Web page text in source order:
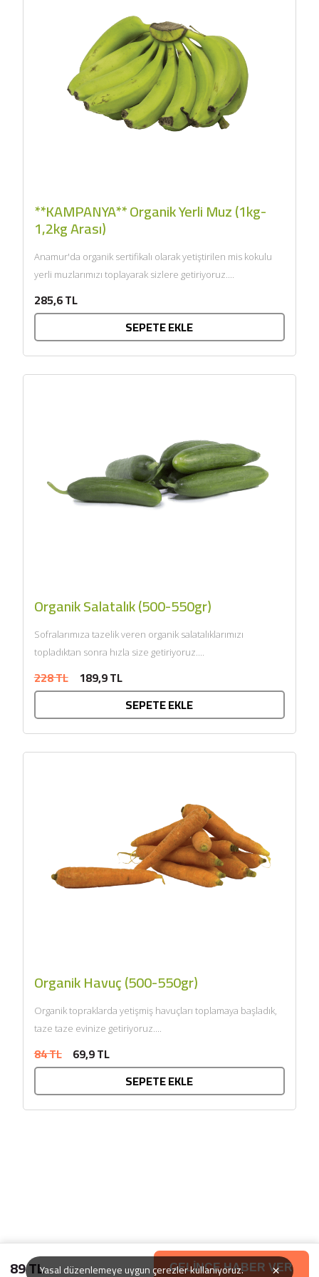
89 TL GELİNCE HABER VER
**KAMPANYA** Organik Yerli Muz (1kg-
1,2kg Arası)
Anamur'da organik sertifikalı olarak yetiştirilen mis kokulu
yerli muzlarımızı toplayarak sizlere getiriyoruz....
285,6 TL
SEPETE EKLE
Organik Salatalık (500-550gr)
Sofralarımıza tazelik veren organik salatalıklarımızı
topladıktan sonra hızla size getiriyoruz....
228 TL 189,9 TL
SEPETE EKLE
Organik Havuç (500-550gr)
Organik topraklarda yetişmiş havuçları toplamaya başladık,
taze taze evinize getiriyoruz....
84 TL 69,9 TL
SEPETE EKLE
Yasal düzenlemeye uygun çerezler kullanıyoruz. ×